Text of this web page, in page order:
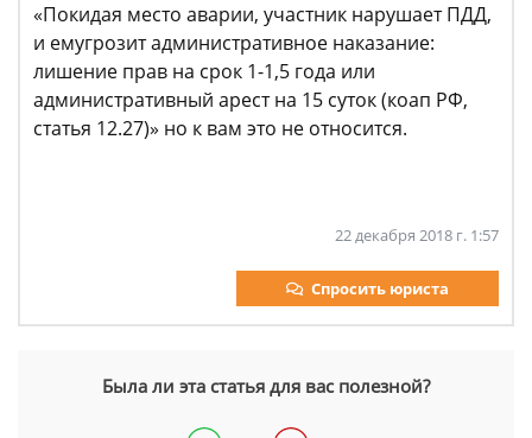
«Покидая место аварии, участник нарушает ПДД,
и емугрозит административное наказание:
лишение прав на срок 1-1,5 года или
административный арест на 15 суток (коап РФ,
статья 12.27)» но к вам это не относится.
22 декабря 2018 г. 1:57
Спросить юриста
Была ли эта статья для вас полезной?